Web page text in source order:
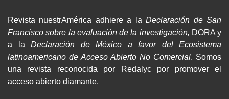
Revista nuestrAmérica adhiere a laDeclaración de San
Francisco sobre la evaluación de la investigación, DORAy
a la Declaración de México a favor del Ecosistema
latinoamericano de Acceso Abierto No Comercial. Somos
una revista reconocida por Redalyc por promover el
acceso abierto diamante.